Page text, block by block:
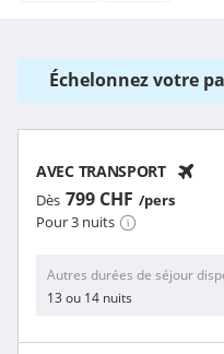
Échelonnez votre
AVEC TRANSPORT
Dès 799 CHF /pers
Pour 3 nuits
Autres durées de séjour
13 ou 14 nuits